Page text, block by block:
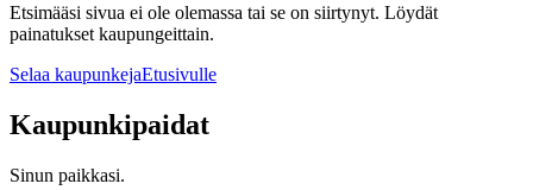
Etsimääsi sivua ei ole olemassa tai se on siirtynyt. Löydät
painatukset kaupungeittain.
Selaa kaupunkejaEtusivulle
Kaupunkipaidat
Sinun paikkasi.